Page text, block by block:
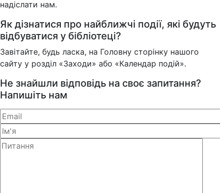
надіслати нам.
Як дізнатися про найближчі події, які будуть
відбуватися у бібліотеці?
Завітайте, будь ласка, на Головну сторінку нашого
сайту у розділ «Заходи» або «Календар подій».
Не знайшли відповідь на своє запитання?
Напишіть нам